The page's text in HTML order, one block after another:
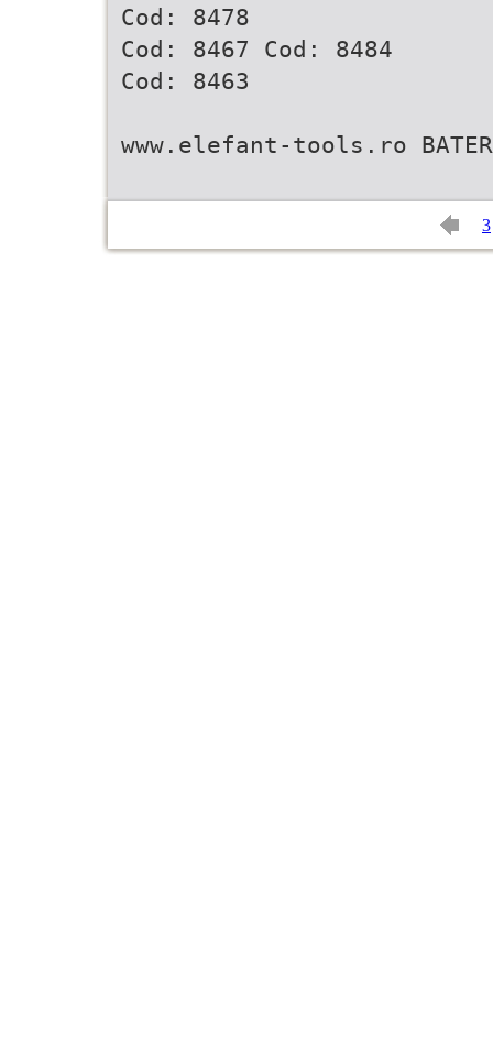
Cod: 8478
Cod: 8467 Cod: 8484
Cod: 8463
www.elefant-tools.ro
3